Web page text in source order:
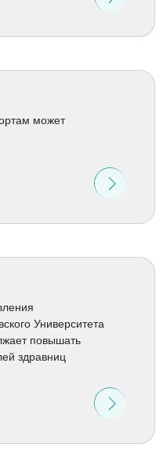
может
Университета
повышать
здравниц